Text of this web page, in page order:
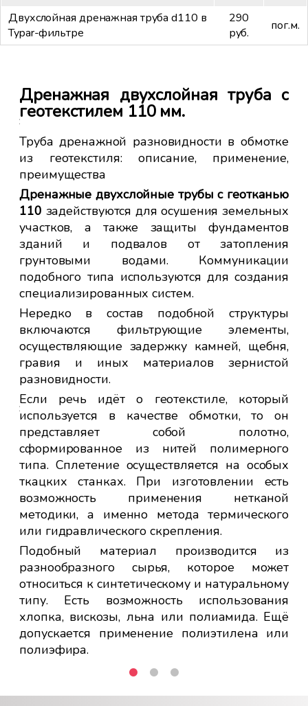
Двухслойная дренажная труба d110 в
Typar-фильтре
290
руб.
пог.м.
с
с
с
Дренажная двухслойная труба с
геотекстилем 110 мм.
Труба дренажной разновидности в обмотке
из геотекстиля: описание, применение,
преимущества
Дренажные двухслойные трубы с геотканью
110 задействуются для осушения земельных
участков, а также защиты фундаментов
зданий и подвалов от затопления
грунтовыми водами. Коммуникации
подобного типа используются для создания
специализированных систем.
Нередко в состав подобной структуры
включаются фильтрующие элементы,
осуществляющие задержку камней, щебня,
гравия и иных материалов зернистой
разновидности.
Если речь идёт о геотекстиле, который
используется в качестве обмотки, то он
представляет собой полотно,
сформированное из нитей полимерного
типа. Сплетение осуществляется на особых
ткацких станках. При изготовлении есть
возможность применения нетканой
методики, а именно метода термического
или гидравлического скрепления.
Подобный материал производится из
разнообразного сырья, которое может
относиться к синтетическому и натуральному
типу. Есть возможность использования
хлопка, вискозы, льна или полиамида. Ещё
допускается применение полиэтилена или
полиэфира.